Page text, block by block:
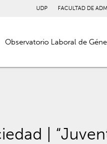
UDP FACULTAD DE
Observatorio Laboral de
|